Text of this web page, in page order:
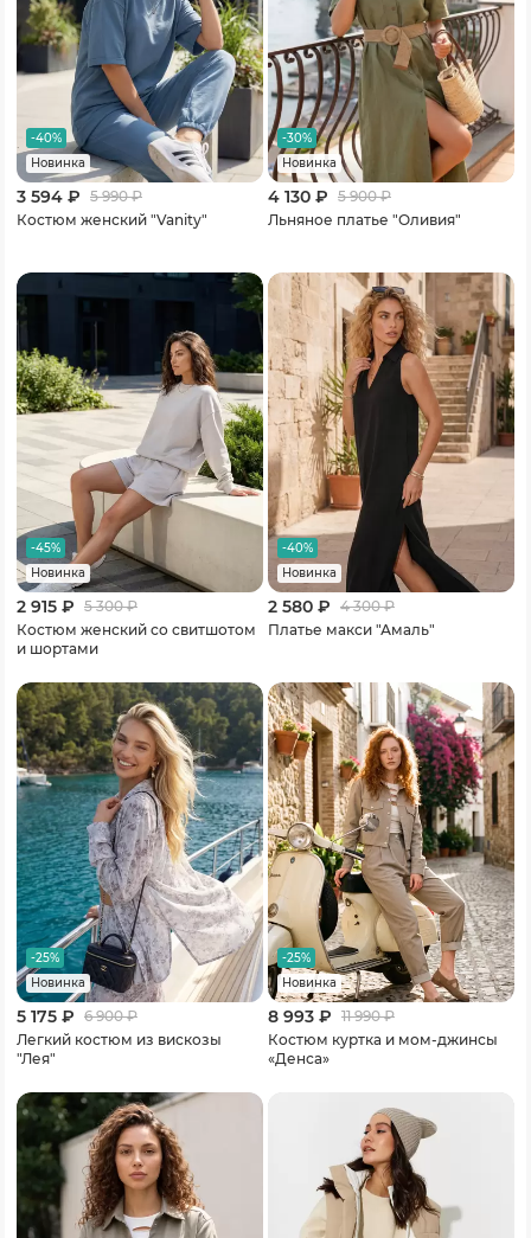
-40%
Новинка
3 594 ₽ 5 990₽
Костюм женский "Vanity"
-30%
Новинка
4 130 ₽ 5 900₽
Льняное платье "Оливия"
-45%
Новинка
2 915 ₽ 5 300₽
Костюм женский со свитшотом
и шортами
-40%
Новинка
2 580 ₽ 4 300₽
Платье макси "Амаль"
-25%
Новинка
5 175 ₽ 6 900₽
Легкий костюм из вискозы
"Лея"
-25%
Новинка
8 993 ₽ 11 990₽
Костюм куртка и мом-джинсы
«Денса»